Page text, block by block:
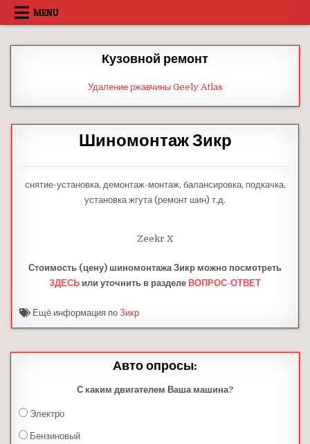
Skip
MENU
Кузовной ремонт
Удаление ржавчины Geely Atlas
Шиномонтаж Зикр
снятие-установка, демонтаж-монтаж, балансировка, подкачка,
установка жгута (ремонт шин) т.д.
Zeekr X
Стоимость (цену) шиномонтажа Зикр можно посмотреть
ЗДЕСЬ или уточнить в разделе ВОПРОС-ОТВЕТ
Ещё информация поЗикр
Авто опросы:
С каким двигателем Ваша машина?
Электро
Бензиновый